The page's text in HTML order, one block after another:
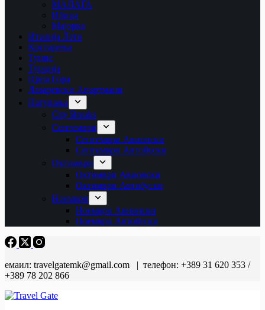
МАЛАГА
Ибица
Мајорка
Италија Лето
Крстарења
Тунис
Турција
Црна Гора
Лазаревски Апартмани
Патувања
City Breaks
Септември
Септември Авионски
Септември Автобуски
Октомври
Октомври Авионски
Октомври Автобуски
Ноември
Ноември Авионски
Ноември Автобуски
емаил: travelgatemk@gmail.com | телефон: +389 31 620 353 /
+389 78 202 866